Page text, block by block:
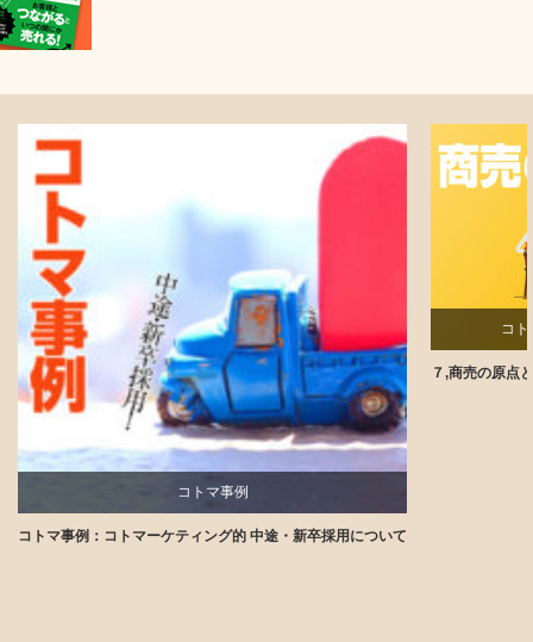
コトマ事例
講師ブログ
コトマ事例：コトマーケティング的 中途・新卒採用について
コ
７,商売の原点